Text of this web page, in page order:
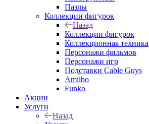
Пазлы
Коллекции фигурок
Назад
Коллекции фигурок
Коллекционная техника
Персонажи фильмов
Персонажи игр
Подставки Cable Guys
Amiibo
Funko
Акции
Услуги
Назад